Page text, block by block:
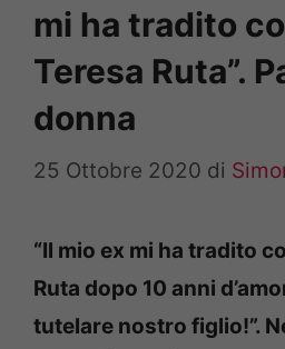
mi ha tradito
Teresa Ruta”.
donna
25 Ottobre 2020 di
“Il mio ex mi ha tradito
Ruta dopo 10 anni
tutelare nostro figlio!”.